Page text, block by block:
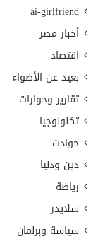
ai-girlfriend
أخبار مصر
اقتصاد
بعيد عن الأضواء
تقارير وحوارات
تكنولوجيا
حوادث
دين ودنيا
رياضة
سلايدر
سياسة وبرلمان